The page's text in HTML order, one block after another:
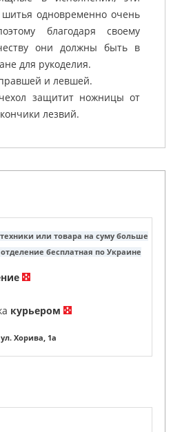
одновременно очень
благодаря своему
они должны быть в
для рукоделия.
и левшей.
защитит ножницы от
лезвий.
или товара на суму больше
отделение бесплатная по Украине
курьером
Хорива, 1а